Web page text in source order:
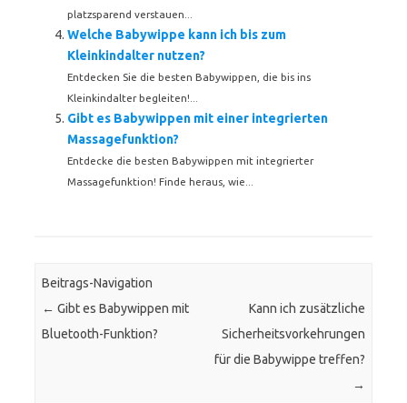
platzsparend verstauen...
Welche Babywippe kann ich bis zum
Kleinkindalter nutzen?
Entdecken Sie die besten Babywippen, die bis ins
Kleinkindalter begleiten!...
Gibt es Babywippen mit einer integrierten
Massagefunktion?
Entdecke die besten Babywippen mit integrierter
Massagefunktion! Finde heraus, wie...
Beitrags-Navigation
← Gibt es Babywippen mit
Bluetooth-Funktion?
Kann ich zusätzliche
Sicherheitsvorkehrungen
für die Babywippe treffen?
→